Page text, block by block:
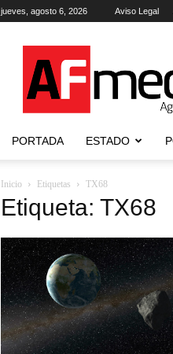
jueves, agosto 6, 2026 Aviso Legal
Agencia
de
Noticias
PORTADA ESTADO
Inicio Etiquetas TX68
Etiqueta: TX68